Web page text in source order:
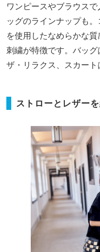
ワンピースやブラウス
ッグのラインナップも
を使用したなめらかな
刺繍が特徴です。バッ
ザ・リラクス、スカート
ストローとレザー